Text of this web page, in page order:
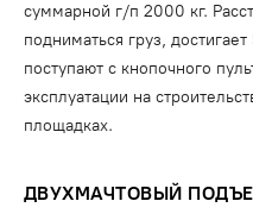
суммарной г/п 2000 кг.
подниматься груз,
поступают с кнопочного
эксплуатации на
площадках.
ДВУХМАЧТОВЫЙ